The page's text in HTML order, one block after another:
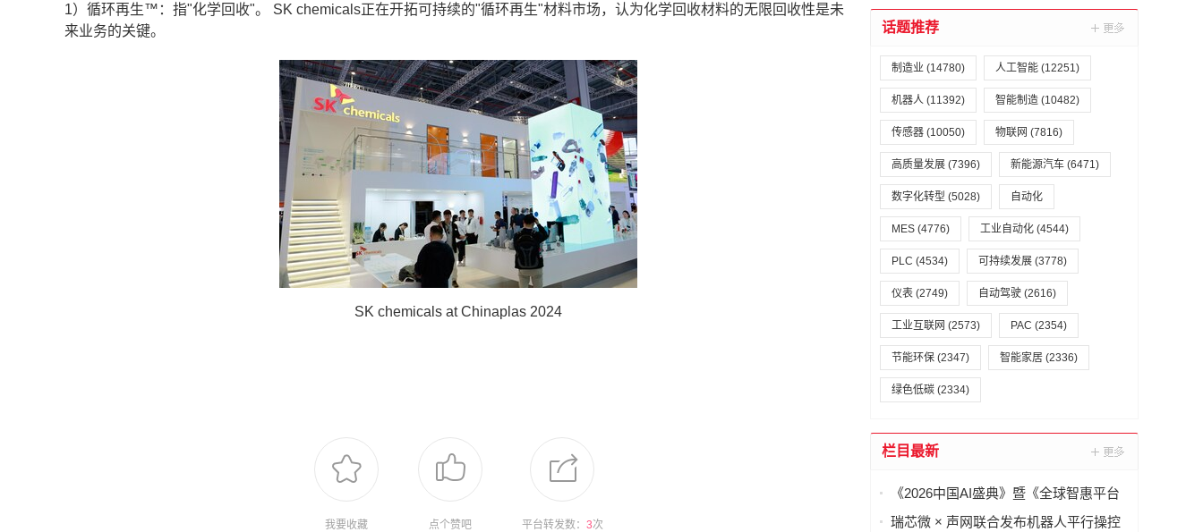
1）循环再生™：指"化学回收"。 SK chemicals正在开拓可持续的"循环再生"材料市场，认为化学回收材料的无限回收性是未
来业务的关键。
SK chemicals at Chinaplas 2024
我要收藏 点个赞吧 平台转发数： 3次
话题推荐
制造业 (14780) 人工智能 (12251)
机器人 (11392) 智能制造 (10482)
传感器 (10050) 物联网 (7816)
高质量发展 (7396) 新能源汽车 (6471)
数字化转型 (5028) 自动化
MES (4776) 工业自动化 (4544)
PLC (4534) 可持续发展 (3778)
仪表 (2749) 自动驾驶 (2616)
工业互联网 (2573) PAC (2354)
节能环保 (2347) 智能家居 (2336)
绿色低碳 (2334)
栏目最新
《2026中国AI盛典》暨《全球智惠平台
·AI语料场景合作清单》在上海启动
瑞芯微 × 声网联合发布机器人平行操控